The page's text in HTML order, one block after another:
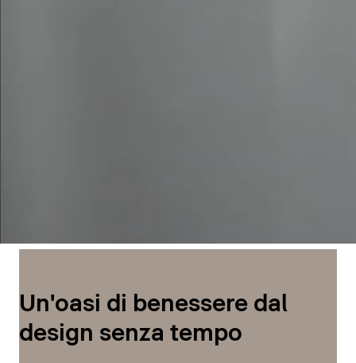
Un'oasi di benessere dal
design senza tempo